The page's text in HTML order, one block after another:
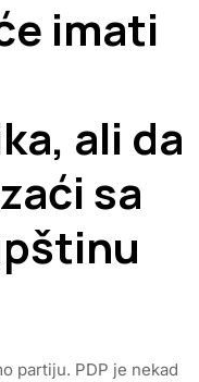
imati
ali da
sa
partiju. PDP je nekad